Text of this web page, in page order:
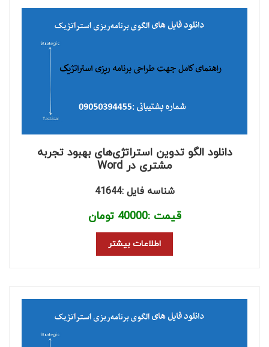
دانلود الگو تدوین استراتژی‌های بهبود تجربه
مشتری در Word
شناسه فایل :41644
قیمت :40000 تومان
اطلاعات بیشتر